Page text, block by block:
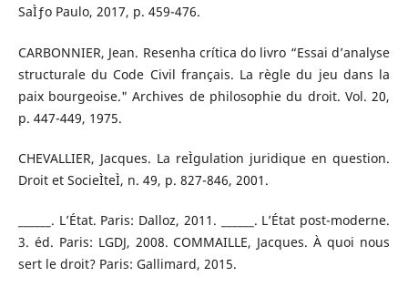
SaÌƒo Paulo, 2017, p. 459-476.
CARBONNIER, Jean. Resenha crítica do livro “Essai d’analyse
structurale du Code Civil français. La règle du jeu dans la
paix bourgeoise." Archives de philosophie du droit. Vol. 20,
p. 447-449, 1975.
CHEVALLIER, Jacques. La reÌgulation juridique en question.
Droit et SocieÌteÌ, n. 49, p. 827-846, 2001.
______. L’État. Paris: Dalloz, 2011. ______. L’État post-moderne.
3. éd. Paris: LGDJ, 2008. COMMAILLE, Jacques. À quoi nous
sert le droit? Paris: Gallimard, 2015.